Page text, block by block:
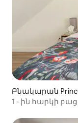
Բնակարան
1 - ին հարկի